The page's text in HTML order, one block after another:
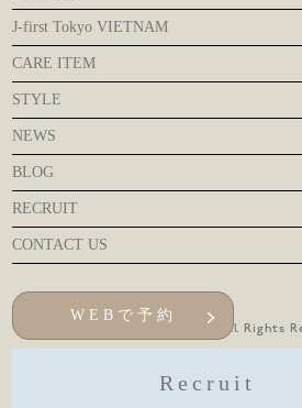
Recruit
WEBで予約
J-first Tokyo VIETNAM
CARE ITEM
STYLE
NEWS
BLOG
RECRUIT
CONTACT US
© NAP hair All Rights